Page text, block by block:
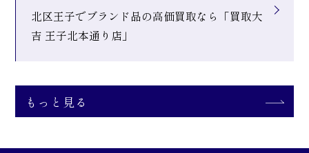
北区王子でブランド品の高価買取なら「買取大
吉 王子北本通り店」
もっと見る